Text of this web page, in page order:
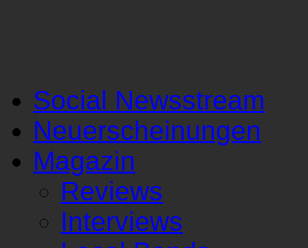
Social Newsstream
Neuerscheinungen
Magazin
Reviews
Interviews